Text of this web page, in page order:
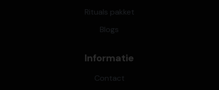
Rituals pakket
Blogs
Informatie
Contact